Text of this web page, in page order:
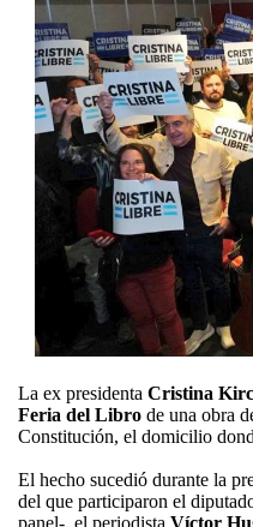
La ex presidenta Cristina
Feria del Libro de una obra
Constitución, el domicilio
El hecho sucedió durante la
del que participaron el
panel-, el periodista Víctor